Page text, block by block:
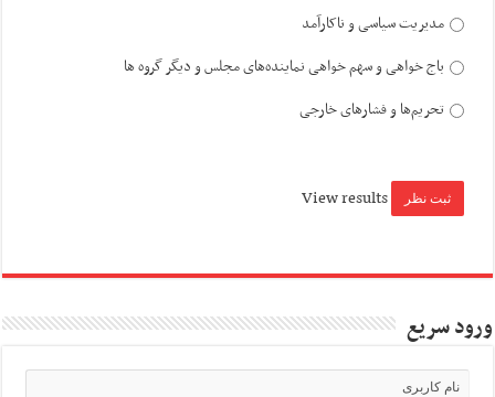
مدیریت سیاسی و ناکارآمد
باج خواهی و سهم خواهی نماینده‌های مجلس و دیگر گروه ها
تحریم‌ها و فشارهای خارجی
View results
ورود سریع